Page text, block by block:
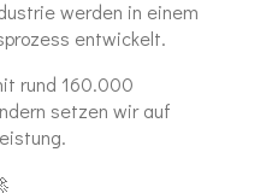
werden in einem
entwickelt.
rund 160.000
setzen wir auf